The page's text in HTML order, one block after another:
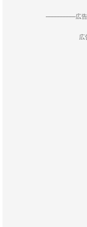
--------------------
広